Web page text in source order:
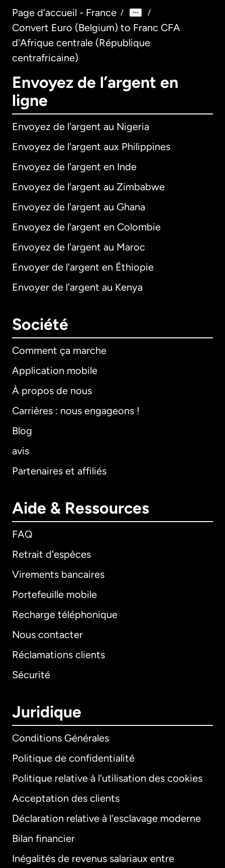
Page d'accueil - France / /
Convert Euro (Belgium) to Franc CFA
d'Afrique centrale (République
centrafricaine)
Envoyez de l’argent en
ligne
Envoyez de l'argent au Nigeria
Envoyez de l'argent aux Philippines
Envoyez de l'argent en Inde
Envoyez de l'argent au Zimbabwe
Envoyez de l'argent au Ghana
Envoyez de l'argent en Colombie
Envoyez de l'argent au Maroc
Envoyer de l'argent en Éthiopie
Envoyer de l'argent au Kenya
Société
Comment ça marche
Application mobile
À propos de nous
Carrières : nous engageons !
Blog
avis
Partenaires et affiliés
Aide & Ressources
FAQ
Retrait d'espèces
Virements bancaires
Portefeuille mobile
Recharge téléphonique
Nous contacter
Réclamations clients
Sécurité
Juridique
Conditions Générales
Politique de confidentialité
Politique relative à l'utilisation des cookies
Acceptation des clients
Déclaration relative à l'esclavage moderne
Bilan financier
Inégalités de revenus salariaux entre
International